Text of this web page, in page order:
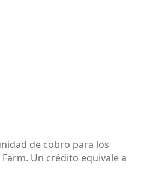
de cobro para los
Un crédito equivale a